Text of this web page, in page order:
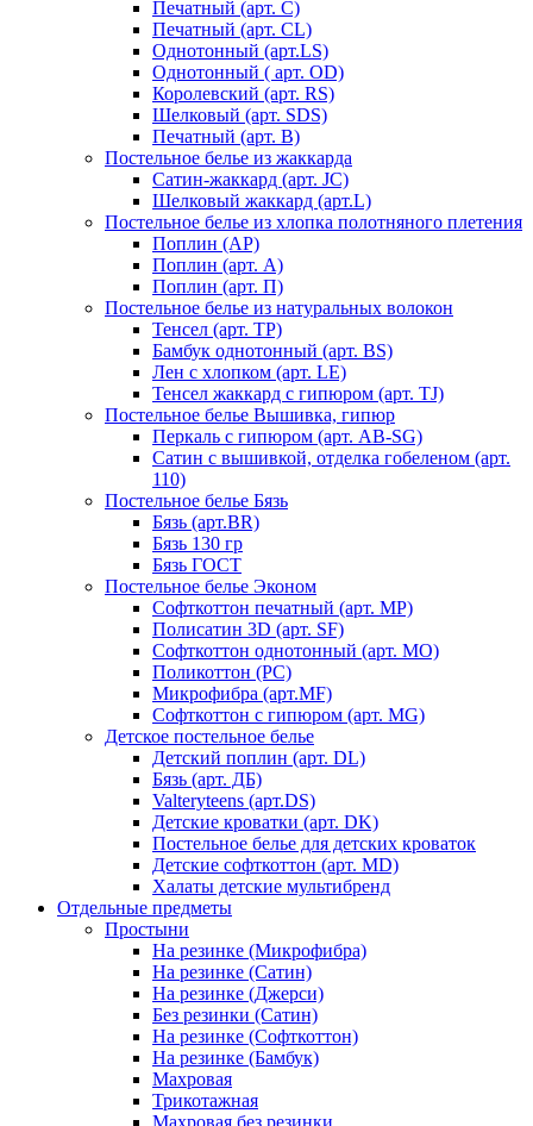
Печатный (арт. С)
Печатный (арт. СL)
Однотонный (арт.LS)
Однотонный ( арт. OD)
Королевский (арт. RS)
Шелковый (арт. SDS)
Печатный (арт. В)
Постельное белье из жаккарда
Сатин-жаккард (арт. JC)
Шелковый жаккард (арт.L)
Постельное белье из хлопка полотняного плетения
Поплин (AP)
Поплин (арт. А)
Поплин (арт. П)
Постельное белье из натуральных волокон
Тенсел (арт. ТР)
Бамбук однотонный (арт. BS)
Лен с хлопком (арт. LE)
Тенсел жаккард с гипюром (арт. TJ)
Постельное белье Вышивка, гипюр
Перкаль с гипюром (арт. AB-SG)
Сатин с вышивкой, отделка гобеленом (арт.
110)
Постельное белье Бязь
Бязь (арт.BR)
Бязь 130 гр
Бязь ГОСТ
Постельное белье Эконом
Софткоттон печатный (арт. MР)
Полисатин 3D (арт. SF)
Софткоттон однотонный (арт. MO)
Поликоттон (PC)
Микрофибра (арт.MF)
Софткоттон с гипюром (арт. MG)
Детское постельное белье
Детский поплин (арт. DL)
Бязь (арт. ДБ)
Valteryteens (арт.DS)
Детские кроватки (арт. DK)
Постельное белье для детских кроваток
Детские софткоттон (арт. MD)
Халаты детские мультибренд
Отдельные предметы
Простыни
На резинке (Микрофибра)
На резинке (Сатин)
На резинке (Джерси)
Без резинки (Сатин)
На резинке (Софткоттон)
На резинке (Бамбук)
Махровая
Трикотажная
Махровая без резинки